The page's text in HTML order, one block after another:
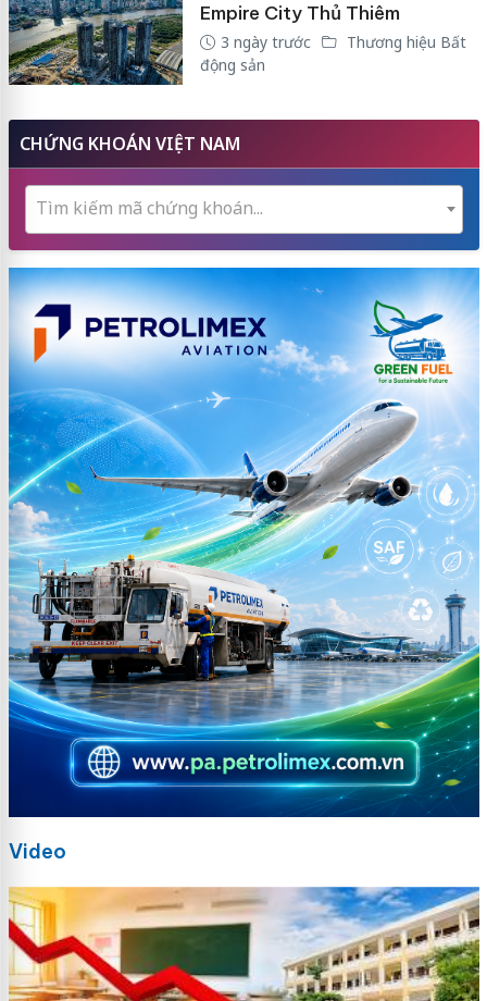
Empire City Thủ Thiêm
3 ngày trước
Thương hiệu Bất
động sản
CHỨNG KHOÁN VIỆT NAM
Tìm kiếm mã chứng khoán...
Video